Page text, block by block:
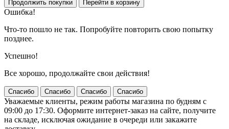
Ошибка!
Что-то пошло не так. Попробуйте повторить свою попытку
позднее.
Успешно!
Все хорошо, продолжайте свои действия!
Спасибо Спасибо Спасибо Спасибо
Уважаемые клиенты, режим работы магазина по будням с
09:00 до 17:30. Оформите интернет-заказ на сайте, получите
на складе, исключая ожидание в очереди или закажите